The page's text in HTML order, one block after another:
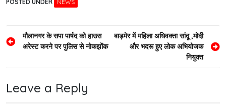
POSTED UNDER NEWS
Post
navigation
मौलानगर के सपा पार्षद को हाउस
अरेस्ट करने पर पुलिस से नोकझोंक
बाड़मेर में महिला अधिवक्ता सांदू ,मोदी
और भदरू हुए लोक अभियोजक
नियुक्त
Leave a Reply